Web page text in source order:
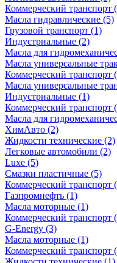
Коммерческий транспорт
Масла гидравлические (5)
Грузовой транспорт (1)
Индустриальные (2)
Масла для
Масла универсальные
Коммерческий транспорт
Масла универсальные
Индустриальные (1)
Коммерческий транспорт
Масла для
ХимАвто (2)
Жидкости технические (2)
Легковые автомобили (2)
Luxe (5)
Смазки пластичные (5)
Коммерческий транспорт
Газпромнефть (1)
Масла моторные (1)
Коммерческий транспорт
G-Energy (3)
Масла моторные (1)
Коммерческий транспорт